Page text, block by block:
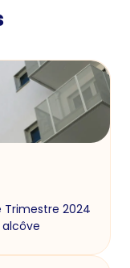
Trimestre 2024
alcôve